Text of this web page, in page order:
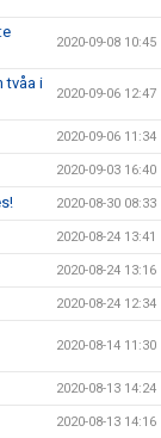
2020-09-08 10:45
tvåa i
2020-09-06 12:47
2020-09-06 11:34
2020-09-03 16:40
2020-08-30 08:33
2020-08-24 13:41
2020-08-24 13:16
2020-08-24 12:34
2020-08-14 11:30
2020-08-13 14:24
2020-08-13 14:16